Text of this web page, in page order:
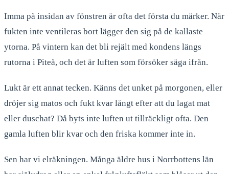
Imma på insidan av fönstren är ofta det första du märker. När
fukten inte ventileras bort lägger den sig på de kallaste
ytorna. På vintern kan det bli rejält med kondens längs
rutorna i Piteå, och det är luften som försöker säga ifrån.
Lukt är ett annat tecken. Känns det unket på morgonen, eller
dröjer sig matos och fukt kvar långt efter att du lagat mat
eller duschat? Då byts inte luften ut tillräckligt ofta. Den
gamla luften blir kvar och den friska kommer inte in.
Sen har vi elräkningen. Många äldre hus i Norrbottens län